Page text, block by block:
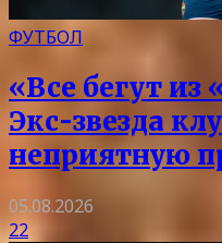
ФУТБОЛ
«Все бегут из
Экс-звезда
неприятную
05.08.2026
22